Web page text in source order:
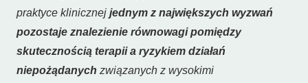
praktyce klinicznej jednym z największych wyzwań
pozostaje znalezienie równowagi pomiędzy
skutecznością terapii a ryzykiem działań
niepożądanych związanych z wysokimi